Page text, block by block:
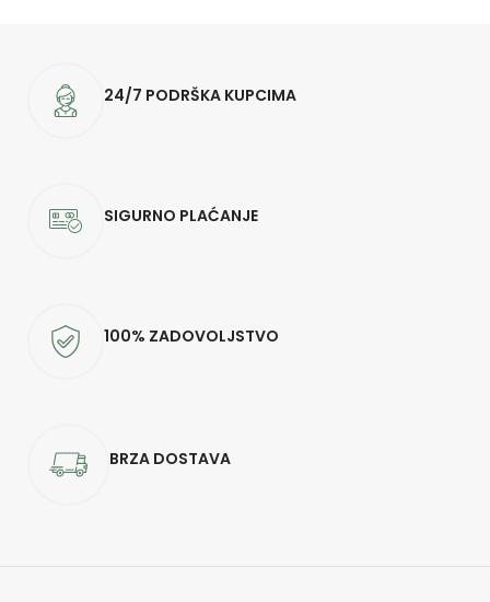
24/7 PODRŠKA KUPCIMA
SIGURNO PLAĆANJE
100% ZADOVOLJSTVO
BRZA DOSTAVA